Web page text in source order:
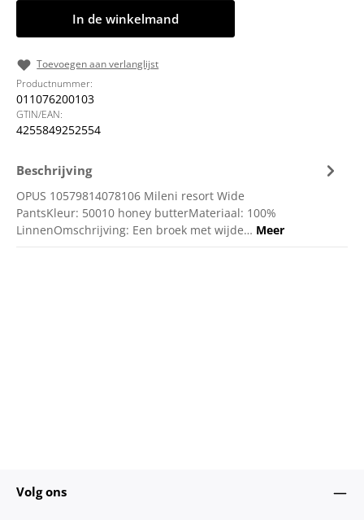
In de winkelmand
Toevoegen aan verlanglijst
Productnummer:
011076200103
GTIN/EAN:
4255849252554
Beschrijving
OPUS 10579814078106 Mileni resort Wide
PantsKleur: 50010 honey butterMateriaal: 100%
LinnenOmschrijving: Een broek met wijde… Meer
Volg ons